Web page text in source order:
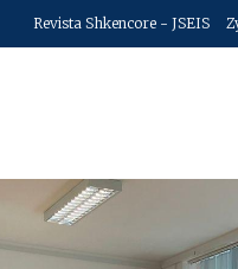
Revista Shkencore - JSEIS